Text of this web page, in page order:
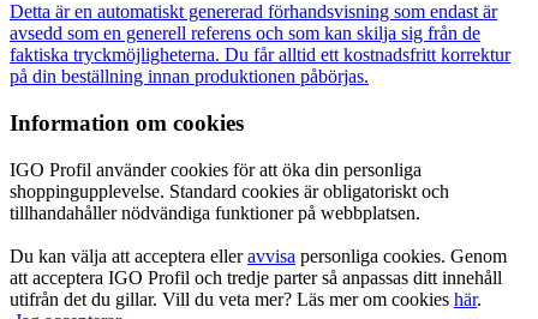
Detta är en automatiskt genererad förhandsvisning som endast är
avsedd som en generell referens och som kan skilja sig från de
faktiska tryckmöjligheterna. Du får alltid ett kostnadsfritt korrektur
på din beställning innan produktionen påbörjas.
Information om cookies
IGO Profil använder cookies för att öka din personliga
shoppingupplevelse. Standard cookies är obligatoriskt och
tillhandahåller nödvändiga funktioner på webbplatsen.
Du kan välja att acceptera elleravvisa personliga cookies. Genom
att acceptera IGO Profil och tredje parter så anpassas ditt innehåll
utifrån det du gillar. Vill du veta mer? Läs mer om cookies här.